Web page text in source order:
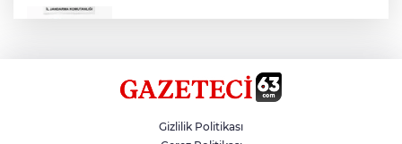
Hikmet Başak’tan Ulaşım Çalışması
Gizlilik Politikası